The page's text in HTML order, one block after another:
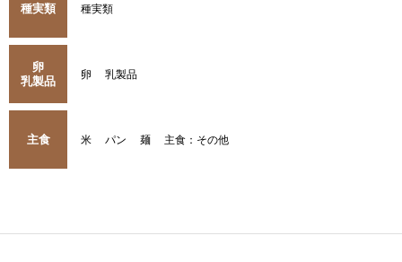
種実類 種実類
卵
乳製品
卵 乳製品
主食 米 パン 麺 主食：その他